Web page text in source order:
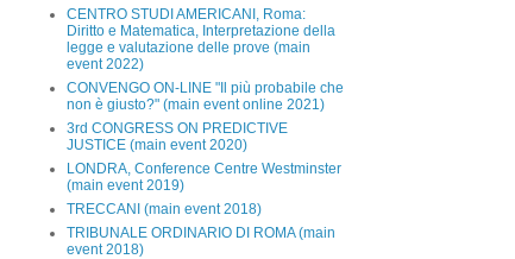
CENTRO STUDI AMERICANI, Roma:
Diritto e Matematica, Interpretazione della
legge e valutazione delle prove (main
event 2022)
CONVENGO ON-LINE "Il più probabile che
non è giusto?" (main event online 2021)
3rd CONGRESS ON PREDICTIVE
JUSTICE (main event 2020)
LONDRA, Conference Centre Westminster
(main event 2019)
TRECCANI (main event 2018)
TRIBUNALE ORDINARIO DI ROMA (main
event 2018)